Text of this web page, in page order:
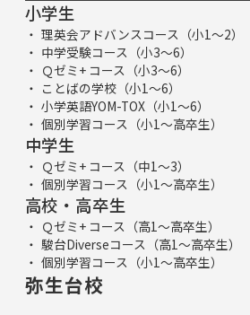
小学生
理英会アドバンスコース（小1～2）
中学受験コース（小3～6）
Ｑゼミ+ コース（小3～6）
ことばの学校（小1～6）
小学英語YOM-TOX（小1～6）
個別学習コース（小1～高卒生）
中学生
Ｑゼミ+ コース（中1～3）
個別学習コース（小1～高卒生）
高校・高卒生
Ｑゼミ+ コース（高1～高卒生）
駿台Diverseコース（高1～高卒生）
個別学習コース（小1～高卒生）
弥生台校